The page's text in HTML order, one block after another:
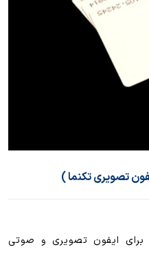
تصویری تکنما )
برای ایفون تصویری و صوتی